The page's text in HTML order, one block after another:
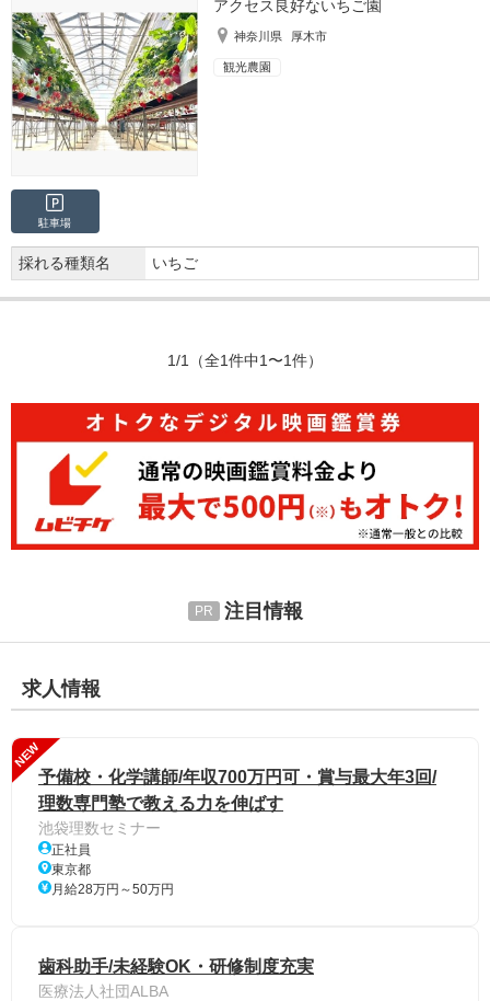
アクセス良好ないちご園
神奈川県 厚木市
観光農園
駐車場
採れる種類名 いちご
1/1 （全1件中1〜1件）
注目情報
求人情報
NEW
予備校・化学講師/年収700万円可・賞与最大年3回/
理数専門塾で教える力を伸ばす
池袋理数セミナー
正社員
東京都
月給28万円～50万円
歯科助手/未経験OK・研修制度充実
医療法人社団ALBA